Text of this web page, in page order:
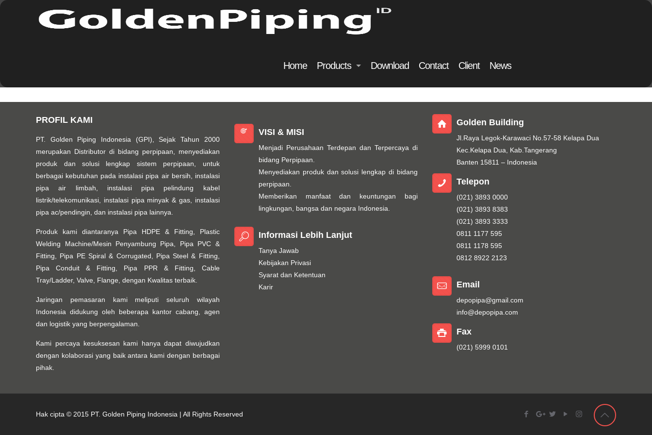
Home Products Download Contact Client News
PROFIL KAMI
PT. Golden Piping Indonesia (GPI), Sejak Tahun 2000
merupakan Distributor di bidang perpipaan, menyediakan
produk dan solusi lengkap sistem perpipaan, untuk
berbagai kebutuhan pada instalasi pipa air bersih, instalasi
pipa air limbah, instalasi pipa pelindung kabel
listrik/telekomunikasi, instalasi pipa minyak & gas, instalasi
pipa ac/pendingin, dan instalasi pipa lainnya.
Produk kami diantaranya Pipa HDPE & Fitting, Plastic
Welding Machine/Mesin Penyambung Pipa, Pipa PVC &
Fitting, Pipa PE Spiral & Corrugated, Pipa Steel & Fitting,
Pipa Conduit & Fitting, Pipa PPR & Fitting, Cable
Tray/Ladder, Valve, Flange, dengan Kwalitas terbaik.
Jaringan pemasaran kami meliputi seluruh wilayah
Indonesia didukung oleh beberapa kantor cabang, agen
dan logistik yang berpengalaman.
Kami percaya kesuksesan kami hanya dapat diwujudkan
dengan kolaborasi yang baik antara kami dengan berbagai
pihak.
VISI & MISI
Menjadi Perusahaan Terdepan dan Terpercaya di
bidang Perpipaan.
Menyediakan produk dan solusi lengkap di bidang
perpipaan.
Memberikan manfaat dan keuntungan bagi
lingkungan, bangsa dan negara Indonesia.
Informasi Lebih Lanjut
Tanya Jawab
Kebijakan Privasi
Syarat dan Ketentuan
Karir
Golden Building
Jl.Raya Legok-Karawaci No.57-58 Kelapa Dua
Kec.Kelapa Dua, Kab.Tangerang
Banten 15811 – Indonesia
Telepon
(021) 3893 0000
(021) 3893 8383
(021) 3893 3333
0811 1177 595
0811 1178 595
0812 8922 2123
Email
depopipa@gmail.com
info@depopipa.com
Fax
(021) 5999 0101
Hak cipta © 2015 PT. Golden Piping Indonesia | All Rights Reserved